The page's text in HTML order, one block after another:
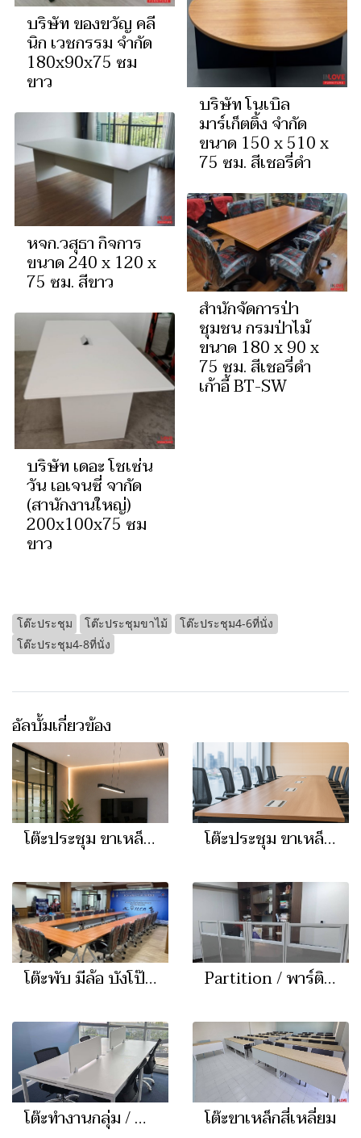
บริษัท ของขวัญ คลี
นิก เวชกรรม จำกัด
180x90x75 ซม
ขาว
บริษัท โนเบิล
มาร์เก็ตติ้ง จำกัด
ขนาด 150 x 510 x
75 ซม. สีเชอรี่ดำ
หจก.วสุธา กิจการ
ขนาด 240 x 120 x
75 ซม. สีขาว
สำนักจัดการป่า
ชุมชน กรมป่าไม้
ขนาด 180 x 90 x
75 ซม. สีเชอรี่ดำ
เก้าอี้ BT-SW
บริษัท เดอะ โชเซ่น
วัน เอเจนซี่ จากัด
(สานักงานใหญ่)
200x100x75 ซม
ขาว
โต๊ะประชุม โต๊ะประชุมขาไม้
โต๊ะประชุม4-6ที่นั่ง
โต๊ะประชุม4-8ที่นั่ง
อัลบั้มเกี่ยวข้อง
โต๊ะประชุม ขาเหล็ก I โต๊ะประชุม ขาเหล็กสี่เหลี่ยม
โต๊ะพับ มีล้อ บังโป๊เหล็ก Partition / พาร์ติชั่น
โต๊ะทำงานกลุ่ม / Call Center โต๊ะขาเหล็กสี่เหลี่ยม